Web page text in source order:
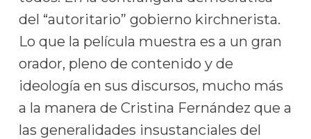
del “autoritario” gobierno kirchnerista.
Lo que la película muestra es a un gran
orador, pleno de contenido y de
ideología en sus discursos, mucho más
a la manera de Cristina Fernández que a
las generalidades insustanciales del